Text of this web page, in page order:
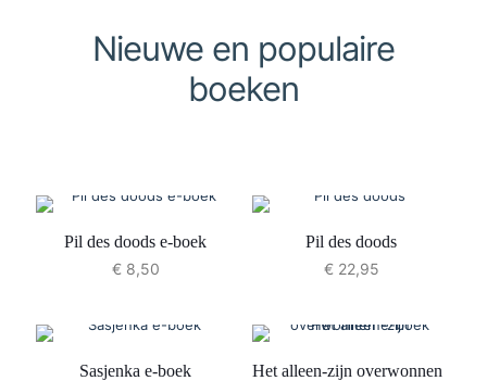
Nieuwe en populaire
boeken
Pil des doods e-boek
€8,50
Pil des doods
€22,95
Sasjenka e-boek
Het alleen-zijn overwonnen